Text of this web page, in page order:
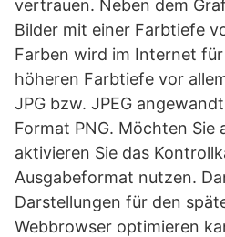
vertrauen. Neben dem
Bilder mit einer Farbtiefe
Farben wird im Internet
höheren Farbtiefe vor
JPG bzw. JPEG
Format PNG. Möchten Sie
aktivieren Sie das
Ausgabeformat nutzen.
Darstellungen für den
Webbrowser optimieren